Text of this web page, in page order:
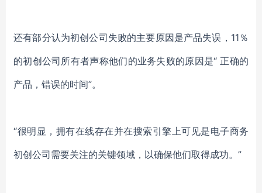
还有部分认为初创公司失败的主要原因是产品失误，11％
的初创公司所有者声称他们的业务失败的原因是“ 正确的
产品，错误的时间”。
“很明显，拥有在线存在并在搜索引擎上可见是电子商务
初创公司需要关注的关键领域，以确保他们取得成功。”